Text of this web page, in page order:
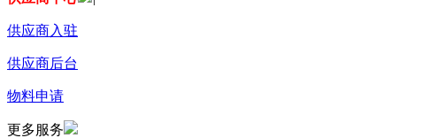
供应商入驻
供应商后台
物料申请
更多服务